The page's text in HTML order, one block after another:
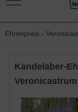
Ehrenpreis -
Kandelaber-